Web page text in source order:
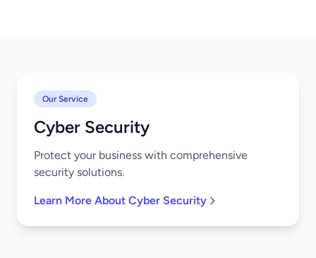
Our Service
Cyber Security
Protect your business with comprehensive
security solutions.
Learn More About Cyber Security